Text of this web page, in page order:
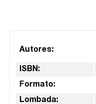
Autores:
ISBN:
Formato:
Lombada: